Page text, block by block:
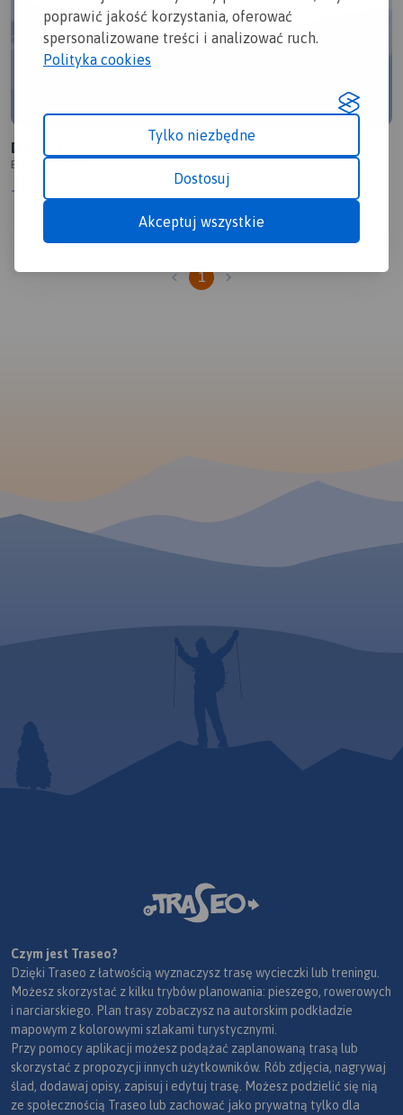
poprawić jakość korzystania, oferować
spersonalizowane treści i analizować ruch.
Polityka cookies
Tylko niezbędne
Dostosuj
Akceptuj wszystkie
Dzień 1.
Brak lokalizacji
1
Czym jest Traseo?
Dzięki Traseo z łatwością wyznaczysz trasę wycieczki lub treningu.
Możesz skorzystać z kilku trybów planowania: pieszego, rowerowych
i narciarskiego. Plan trasy zobaczysz na autorskim podkładzie
mapowym z kolorowymi szlakami turystycznymi.
Przy pomocy aplikacji możesz podążać zaplanowaną trasą lub
skorzystać z propozycji innych użytkowników. Rób zdjęcia, nagrywaj
ślad, dodawaj opisy, zapisuj i edytuj trasę. Możesz podzielić się nią
ze społecznością Traseo lub zachować jako prywatną tylko dla